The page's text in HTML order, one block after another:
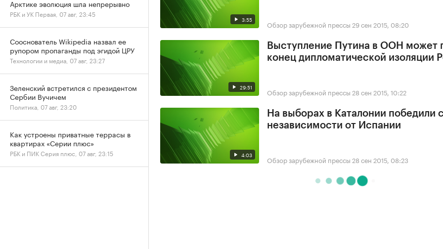
3:55 Обзор зарубежной прессы 29 сен 2015, 08:20
29:51
Выступление Путина в ООН может
конец дипломатической изоляции
Обзор зарубежной прессы 28 сен 2015, 10:22
4:03
На выборах в Каталонии победили
независимости от Испании
Обзор зарубежной прессы 28 сен 2015, 08:23
Арктике эволюция шла непрерывно
РБК и УК Первая, 07 авг, 23:45
Сооснователь Wikipedia назвал ее
рупором пропаганды под эгидой ЦРУ
Технологии и медиа, 07 авг, 23:27
Зеленский встретился с президентом
Сербии Вучичем
Политика, 07 авг, 23:20
Как устроены приватные террасы в
квартирах «Серии плюс»
РБК и ПИК Серия плюс, 07 авг, 23:15